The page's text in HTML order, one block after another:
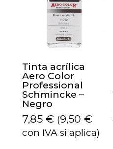
Tinta acrílica
Aero Color
Professional
Schmincke –
Negro
7,85 € (9,50 €
con IVA si aplica)